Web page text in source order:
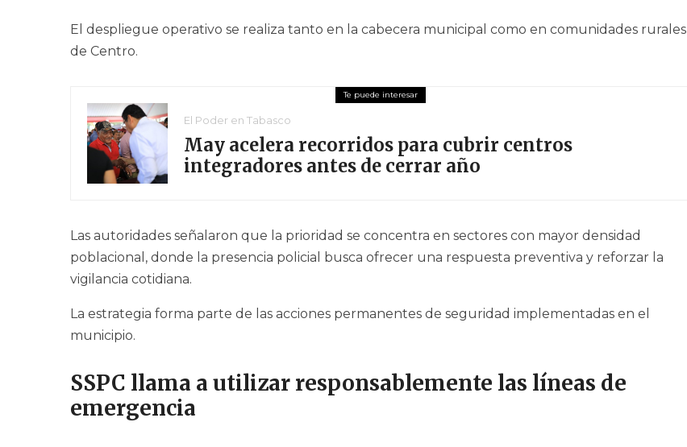
El despliegue operativo se realiza tanto en la cabecera municipal como en comunidades rurales
de Centro.
El Poder en Tabasco
May acelera recorridos para cubrir centros
integradores antes de cerrar año
Las autoridades señalaron que la prioridad se concentra en sectores con mayor densidad
poblacional, donde la presencia policial busca ofrecer una respuesta preventiva y reforzar la
vigilancia cotidiana.
La estrategia forma parte de las acciones permanentes de seguridad implementadas en el
municipio.
SSPC llama a utilizar responsablemente las líneas de
emergencia